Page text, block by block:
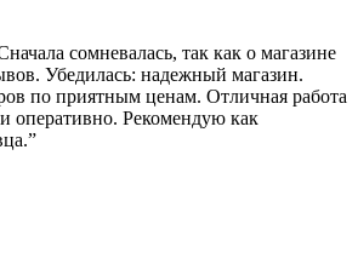
сомневалась, так как о магазине
Убедилась: надежный магазин.
по приятным ценам. Отличная работа
оперативно. Рекомендую как